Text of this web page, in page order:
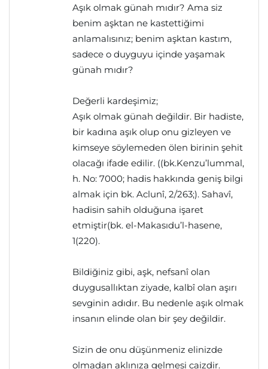
Aşık olmak günah mıdır? Ama siz
benim aşktan ne kastettiğimi
anlamalısınız; benim aşktan kastım,
sadece o duyguyu içinde yaşamak
günah mıdır?
Değerli kardeşimiz;
Aşık olmak günah değildir. Bir hadiste,
bir kadına aşık olup onu gizleyen ve
kimseye söylemeden ölen birinin şehit
olacağı ifade edilir. ((bk.Kenzu’lummal,
h. No: 7000; hadis hakkında geniş bilgi
almak için bk. Aclunî, 2/263;). Sahavî,
hadisin sahih olduğuna işaret
etmiştir(bk. el-Makasıdu’l-hasene,
1(220).
Bildiğiniz gibi, aşk, nefsanî olan
duygusallıktan ziyade, kalbî olan aşırı
sevginin adıdır. Bu nedenle aşık olmak
insanın elinde olan bir şey değildir.
Sizin de onu düşünmeniz elinizde
olmadan aklınıza gelmesi caizdir.